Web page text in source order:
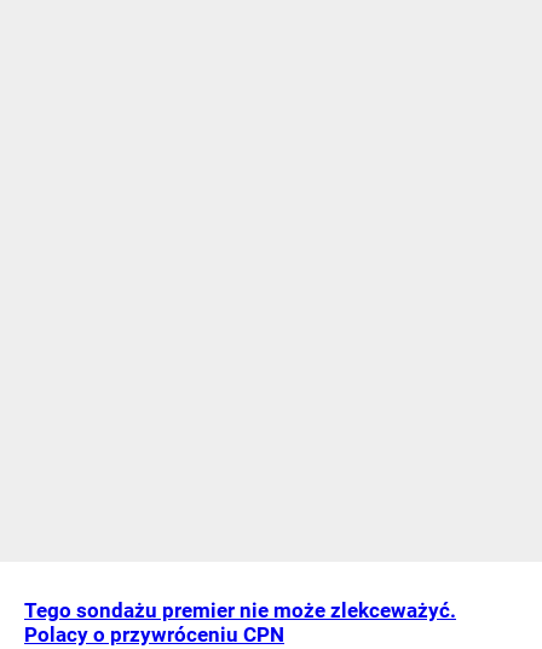
Tego sondażu premier nie może zlekceważyć.
Polacy o przywróceniu CPN